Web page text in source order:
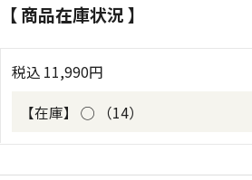
【 商品在庫状況 】
税込 11,990円
【在庫】 ◯ （14）